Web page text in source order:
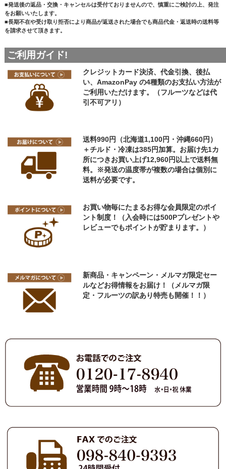
■発送後の返品・交換・キャンセルは受付ておりませんので、慎重にご検討の上、発注
をお願いいたします。
■長期不在や受け取り拒否により商品が返送された場合でも商品代金・返送時の送料等
を請求させて頂きます。
ご利用ガイド!
クレジットカード決済、代金引換、後払
い、AmazonPay の4種類のお支払い方法が
ご利用いただけます。（フルーツなどは代
引不可アリ）
送料990円（北海道1,100円・沖縄660円）
＋チルド・冷凍は385円加算。お届け先1カ
所につきお買い上げ12,960円以上で送料無
料。※発送の温度帯が複数の場合は個別に
送料が必要です。
お買い物毎にたまるお得な会員限定のポイ
ント制度！（入会時には500Pプレゼントや
レビューでもポイントが貯まります。）
新商品・キャンペーン・メルマガ限定セー
ルなどお得情報をお届け！（メルマガ限
定・フルーツの訳あり特売も開催！！）